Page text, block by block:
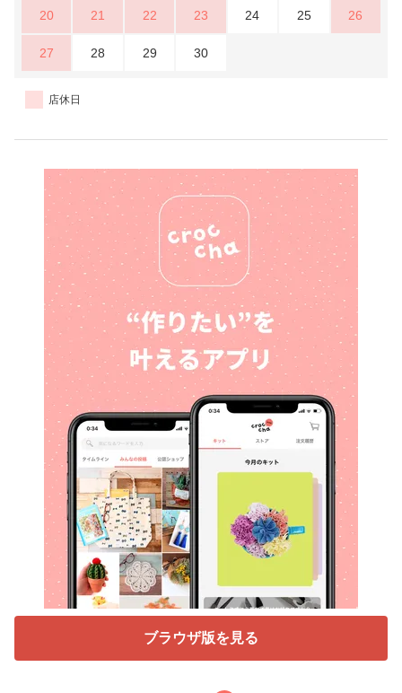
20 21 22 23 24 25 26
27 28 29 30
店休日
ブラウザ版を見る